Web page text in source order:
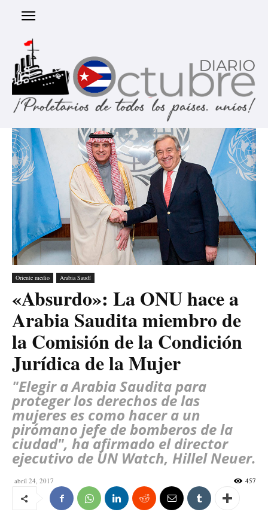
Oriente medio Arabia Saudí
«Absurdo»: La ONU hace a
Arabia Saudita miembro de
la Comisión de la Condición
Jurídica de la Mujer
"Elegir a Arabia Saudita para
proteger los derechos de las
mujeres es como hacer a un
pirómano jefe de bomberos de la
ciudad", ha afirmado el director
ejecutivo de UN Watch, Hillel Neuer.
abril 24, 2017 457